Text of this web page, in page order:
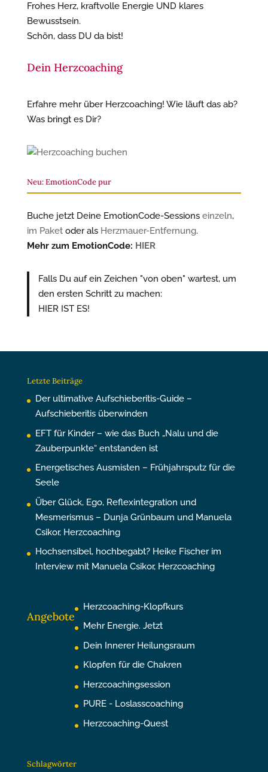
Frohes Herz, kraftvolle Energie UND klares
Bewusstsein.
Schön, dass DU da bist!
Dein Herzcoaching
Erfahre mehr über Herzcoaching! Wie läuft das ab?
Was bringt es Dir?
Neu: EmotionCode pur
Buche jetzt Deine EmotionCode-Sessions einzeln,
im Paketoder als Herzmauer-Entfernung.
Mehr zum EmotionCode: HIER
Falls Du auf ein Zeichen "von oben" wartest, um
den ersten Schritt zu machen:
HIER IST ES!
Letzte Beiträge
Der ultimative Aufschieberitis-Guide –
Aufschieberitis überwinden
EFT für Kinder – wie das Buch „Nalu und die
Zauberpunkte“ entstanden ist
Energetisches Ausmisten – Frühjahrsputz für die
Seele
Über Glück, Ego, Reflexintegration und
Mesmerismus – Dunja Grünbaum und Manuela
Csikor, Herzcoaching
Hochsensibel, hochbegabt? Heike Fischer im
Interview mit Manuela Csikor, Herzcoaching
Angebote
Herzcoaching-Klopfkurs
Mehr Energie. Jetzt
Dein Innerer Heilungsraum
Klopfen für die Chakren
Herzcoachingsession
PURE - Loslasscoaching
Herzcoaching-Quest
Schlagwörter